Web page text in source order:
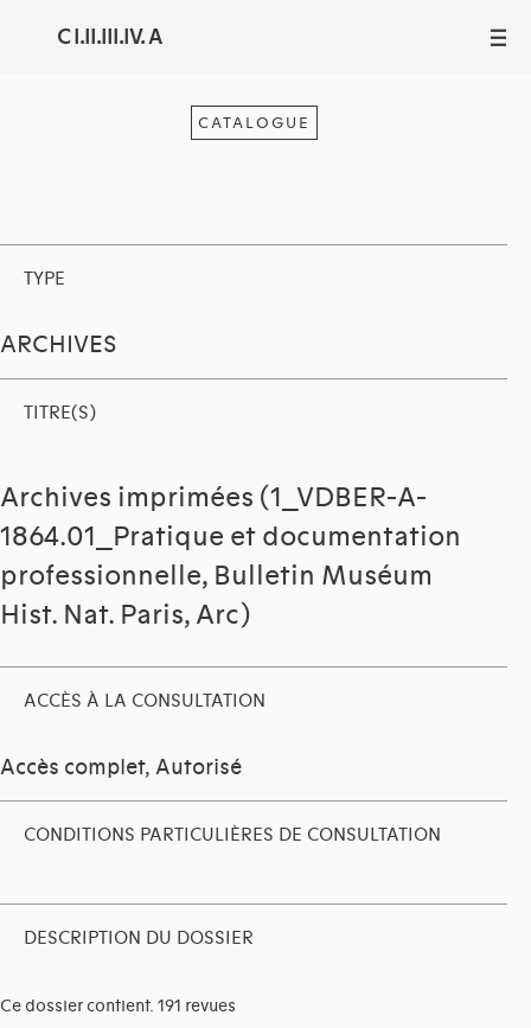
C I.II.III.IV. A III
CATALOGUE
TYPE
ARCHIVES
TITRE(S)
Archives imprimées (1_VDBER-A-
1864.01_Pratique et documentation
professionnelle, Bulletin Muséum
Hist. Nat. Paris, Arc)
ACCÈS À LA CONSULTATION
Accès complet, Autorisé
CONDITIONS PARTICULIÈRES DE CONSULTATION
DESCRIPTION DU DOSSIER
Ce dossier contient. 191 revues